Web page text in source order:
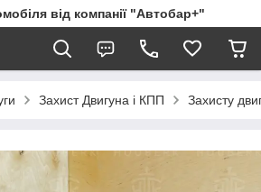
від компанії "Автобар+"
Захист Двигуна і КПП Захисту